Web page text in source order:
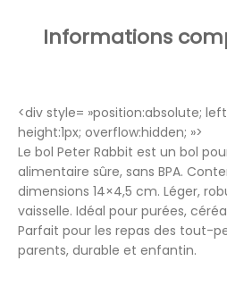
Informations
<div style= »position:absolute;
height:1px; overflow:hidden; »>
Le bol Peter Rabbit est un bol
alimentaire sûre, sans BPA.
dimensions 14×4,5 cm. Léger,
vaisselle. Idéal pour purées,
Parfait pour les repas des tout-
parents, durable et enfantin.